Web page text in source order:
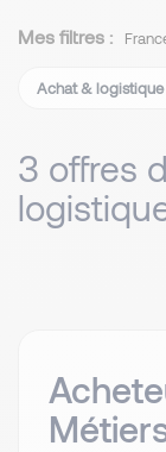
Mes filtres :
Achat & logistique
3 offres